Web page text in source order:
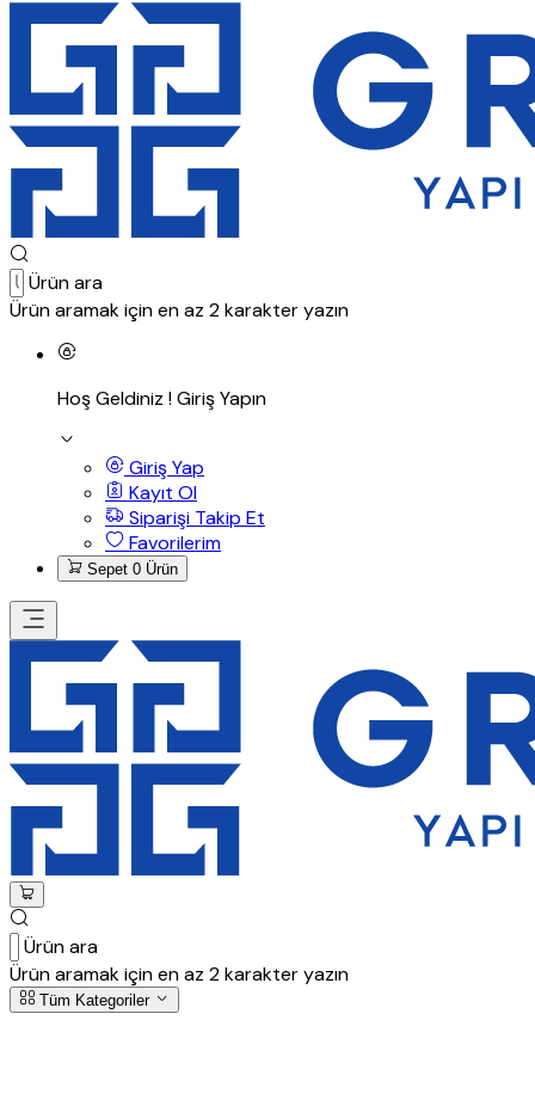
Ürün ara
Ürün aramak için en az 2 karakter yazın
Hoş Geldiniz !Giriş Yapın
Giriş Yap
Kayıt Ol
Siparişi Takip Et
Favorilerim
Sepet 0 Ürün
Ürün ara
Ürün aramak için en az 2 karakter yazın
Tüm Kategoriler